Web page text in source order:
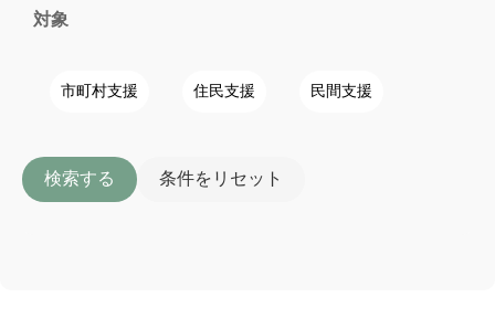
対象
市町村支援 住民支援 民間支援
検索する 条件をリセット